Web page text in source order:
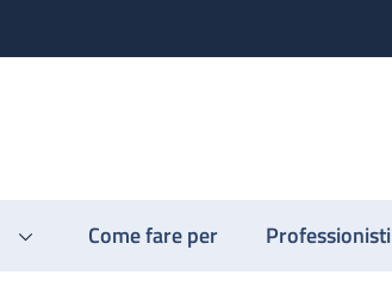
Come fare per Professionisti